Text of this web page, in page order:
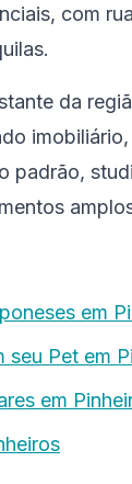
com
da
padrão,
em
seu Pet em
em